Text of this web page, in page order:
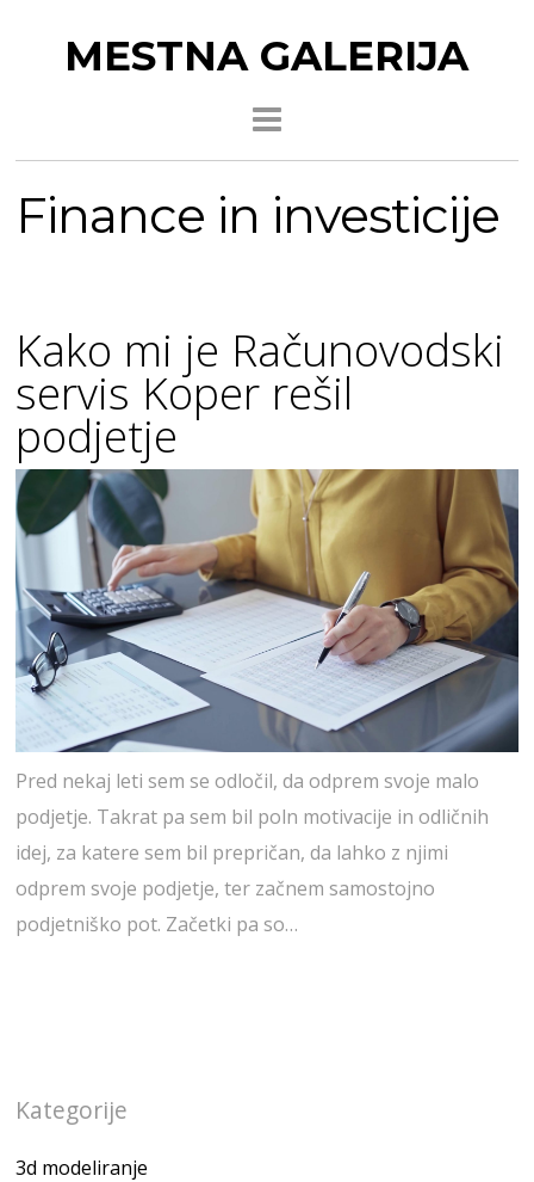
MESTNA GALERIJA
Finance in investicije
Kako mi je Računovodski
servis Koper rešil
podjetje
Pred nekaj leti sem se odločil, da odprem svoje malo
podjetje. Takrat pa sem bil poln motivacije in odličnih
idej, za katere sem bil prepričan, da lahko z njimi
odprem svoje podjetje, ter začnem samostojno
podjetniško pot. Začetki pa so…
Kategorije
3d modeliranje